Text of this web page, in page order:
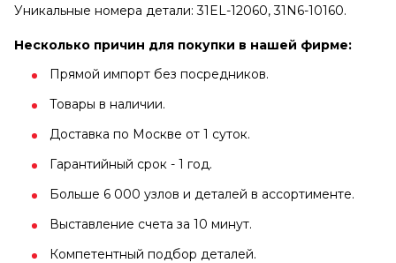
Уникальные номера детали: 31EL-12060, 31N6-10160.
Несколько причин для покупки в нашей фирме:
Прямой импорт без посредников.
Товары в наличии.
Доставка по Москве от 1 суток.
Гарантийный срок - 1 год.
Больше 6 000 узлов и деталей в ассортименте.
Выставление счета за 10 минут.
Компетентный подбор деталей.